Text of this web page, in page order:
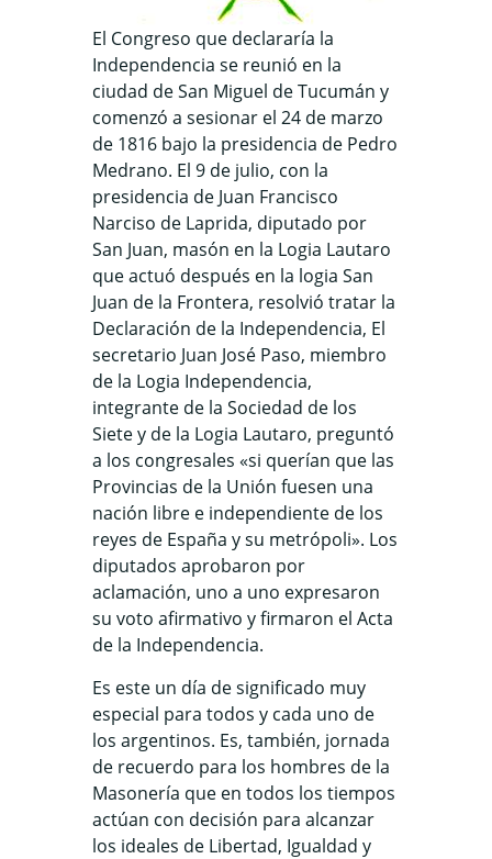
El Congreso que declararía la
Independencia se reunió en la
ciudad de San Miguel de Tucumán y
comenzó a sesionar el 24 de marzo
de 1816 bajo la presidencia de Pedro
Medrano. El 9 de julio, con la
presidencia de Juan Francisco
Narciso de Laprida, diputado por
San Juan, masón en la Logia Lautaro
que actuó después en la logia San
Juan de la Frontera, resolvió tratar la
Declaración de la Independencia, El
secretario Juan José Paso, miembro
de la Logia Independencia,
integrante de la Sociedad de los
Siete y de la Logia Lautaro, preguntó
a los congresales «si querían que las
Provincias de la Unión fuesen una
nación libre e independiente de los
reyes de España y su metrópoli». Los
diputados aprobaron por
aclamación, uno a uno expresaron
su voto afirmativo y firmaron el Acta
de la Independencia.
Es este un día de significado muy
especial para todos y cada uno de
los argentinos. Es, también, jornada
de recuerdo para los hombres de la
Masonería que en todos los tiempos
actúan con decisión para alcanzar
los ideales de Libertad, Igualdad y